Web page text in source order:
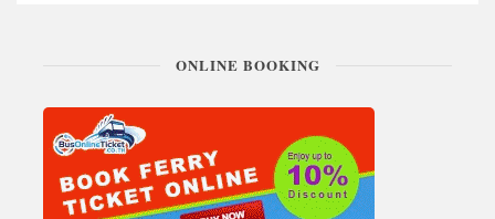
ONLINE BOOKING